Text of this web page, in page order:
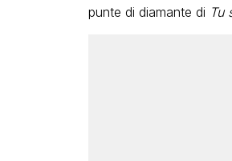
punte di diamante di Tu